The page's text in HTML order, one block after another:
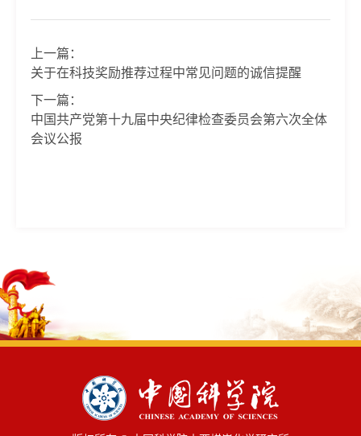
上一篇：
关于在科技奖励推荐过程中常见问题的诚信提醒
下一篇：
中国共产党第十九届中央纪律检查委员会第六次全体
会议公报